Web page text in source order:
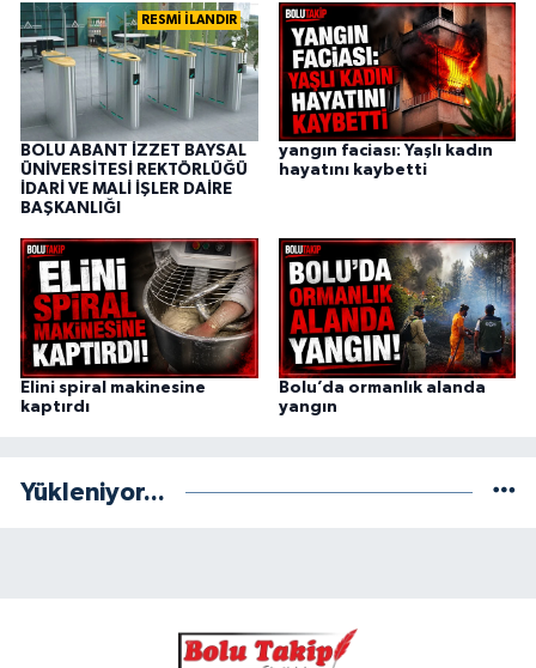
RESMİ İLANDIR
BOLU ABANT İZZET BAYSAL
ÜNİVERSİTESİ REKTÖRLÜĞÜ
İDARİ VE MALİ İŞLER DAİRE
BAŞKANLIĞI
yangın faciası: Yaşlı kadın
hayatını kaybetti
Elini spiral makinesine
kaptırdı
Bolu’da ormanlık alanda
yangın
Yükleniyor...